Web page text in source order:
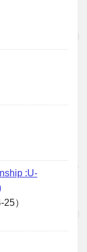
:U-
）